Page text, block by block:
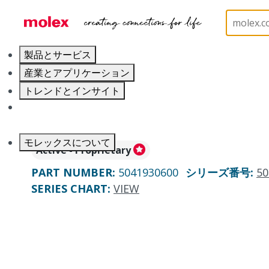
製品とサービス
産業とアプリケーション
トレンドとインサイト
モレックスについて
PCB / Wire Connectors
Active - Proprietary
PART NUMBER: 5041930600 シリーズ番号:
SERIES CHART: VIEW